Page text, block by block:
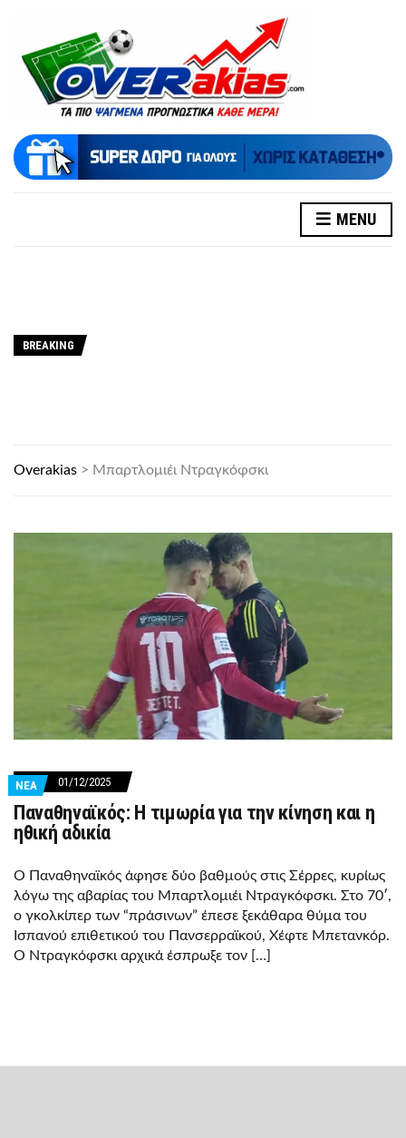
MENU
BREAKING
Overakias > Μπαρτλομιέι Ντραγκόφσκι
ΝΕΑ 01/12/2025
Παναθηναϊκός: Η τιμωρία για την κίνηση και η
ηθική αδικία
Ο Παναθηναϊκός άφησε δύο βαθμούς στις Σέρρες, κυρίως
λόγω της αβαρίας του Μπαρτλομιέι Ντραγκόφσκι. Στο 70′,
ο γκολκίπερ των “πράσινων” έπεσε ξεκάθαρα θύμα του
Ισπανού επιθετικού του Πανσερραϊκού, Χέφτε Μπετανκόρ.
Ο Ντραγκόφσκι αρχικά έσπρωξε τον […]